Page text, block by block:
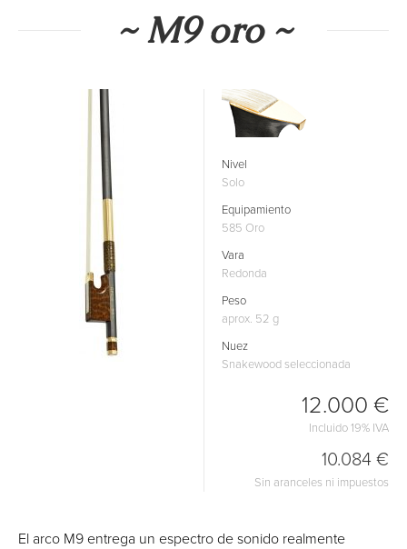
~ M9 oro ~
Nivel
Solo
Equipamiento
585 Oro
Vara
Redonda
Peso
aprox. 52 g
Nuez
Snakewood seleccionada
12.000 €
Incluido 19% IVA
10.084 €
Sin aranceles ni impuestos
El arco M9 entrega un espectro de sonido realmente